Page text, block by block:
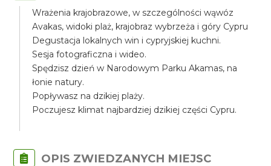
Wrażenia krajobrazowe, w szczególności wąwóz
Avakas, widoki plaż, krajobraz wybrzeża i góry Cypru
Degustacja lokalnych win i cypryjskiej kuchni.
Sesja fotograficzna i wideo.
Spędzisz dzień w Narodowym Parku Akamas, na
łonie natury.
Popływasz na dzikiej plaży.
Poczujesz klimat najbardziej dzikiej części Cypru.
OPIS ZWIEDZANYCH MIEJSC